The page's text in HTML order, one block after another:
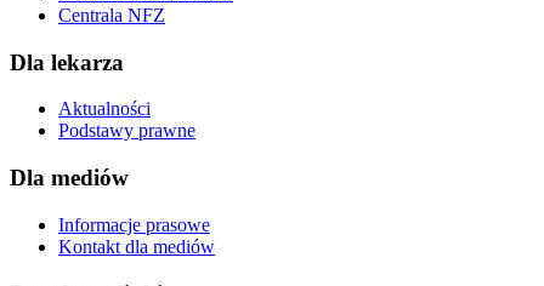
Centrala NFZ
Dla lekarza
Aktualności
Podstawy prawne
Dla mediów
Informacje prasowe
Kontakt dla mediów